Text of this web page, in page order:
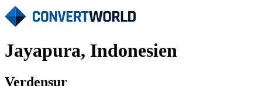
Jayapura, Indonesien
Verdensur